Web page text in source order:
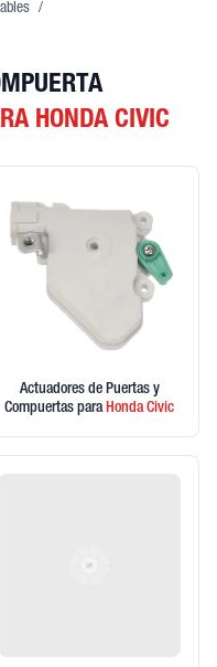
/
HONDA CIVIC
Actuadores de Puertas y
Compuertas paraHondaCivic